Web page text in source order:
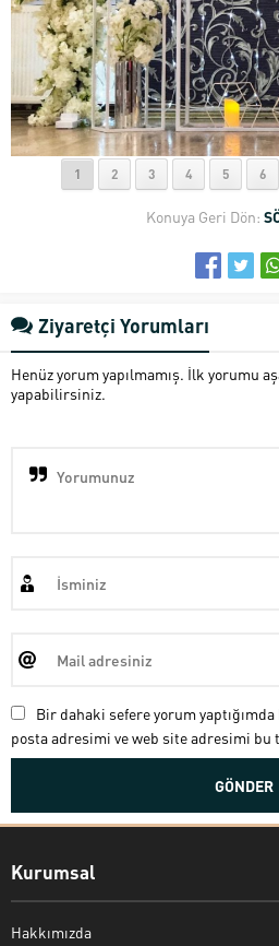
1 2 3 4 5 6
Konuya Geri Dön:
Ziyaretçi Yorumları
Henüz yorum yapılmamış. İlk yorumu
yapabilirsiniz.
Bir dahaki sefere yorum
posta adresimi ve web site adresimi bu
Kurumsal
Hakkımızda